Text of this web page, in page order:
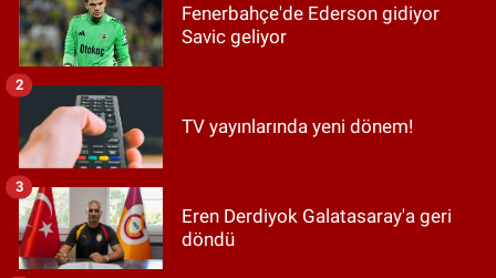
Fenerbahçe'de Ederson gidiyor
Savic geliyor
TV yayınlarında yeni dönem!
2
Eren Derdiyok Galatasaray'a geri
döndü
3